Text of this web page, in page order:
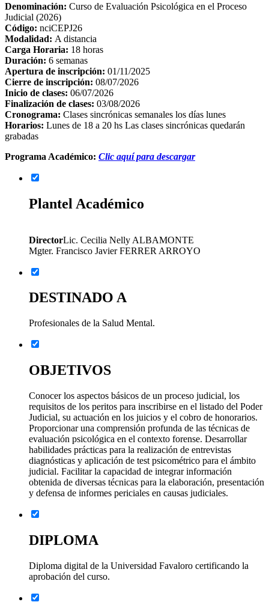
Denominación: Curso de Evaluación Psicológica en el Proceso
Judicial (2026)
Código: nciCEPJ26
Modalidad: A distancia
Carga Horaria: 18 horas
Duración: 6 semanas
Apertura de inscripción: 01/11/2025
Cierre de inscripción: 08/07/2026
Inicio de clases: 06/07/2026
Finalización de clases: 03/08/2026
Cronograma: Clases sincrónicas semanales los días lunes
Horarios: Lunes de 18 a 20 hs Las clases sincrónicas quedarán
grabadas
Programa Académico: Clic aquí para descargar
Plantel Académico
DirectorLic. Cecilia Nelly ALBAMONTE
Mgter. Francisco Javier FERRER ARROYO
DESTINADO A
Profesionales de la Salud Mental.
OBJETIVOS
Conocer los aspectos básicos de un proceso judicial, los
requisitos de los peritos para inscribirse en el listado del Poder
Judicial, su actuación en los juicios y el cobro de honorarios.
Proporcionar una comprensión profunda de las técnicas de
evaluación psicológica en el contexto forense. Desarrollar
habilidades prácticas para la realización de entrevistas
diagnósticas y aplicación de test psicométrico para el ámbito
judicial. Facilitar la capacidad de integrar información
obtenida de diversas técnicas para la elaboración, presentación
y defensa de informes periciales en causas judiciales.
DIPLOMA
Diploma digital de la Universidad Favaloro certificando la
aprobación del curso.